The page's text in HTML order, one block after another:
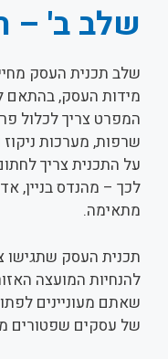
שלב ב' –
שלב תכנית העסק
מידות העסק, בהתאם
המפרט צריך לכלול
שרפות, מערכות ניקוז
על התכנית צריך
לכך – מהנדס בניין,
מתאימה.
תכנית העסק שתגישו
להנחיות המועצה
שאתם מעוניינים
של עסקים שפטורים